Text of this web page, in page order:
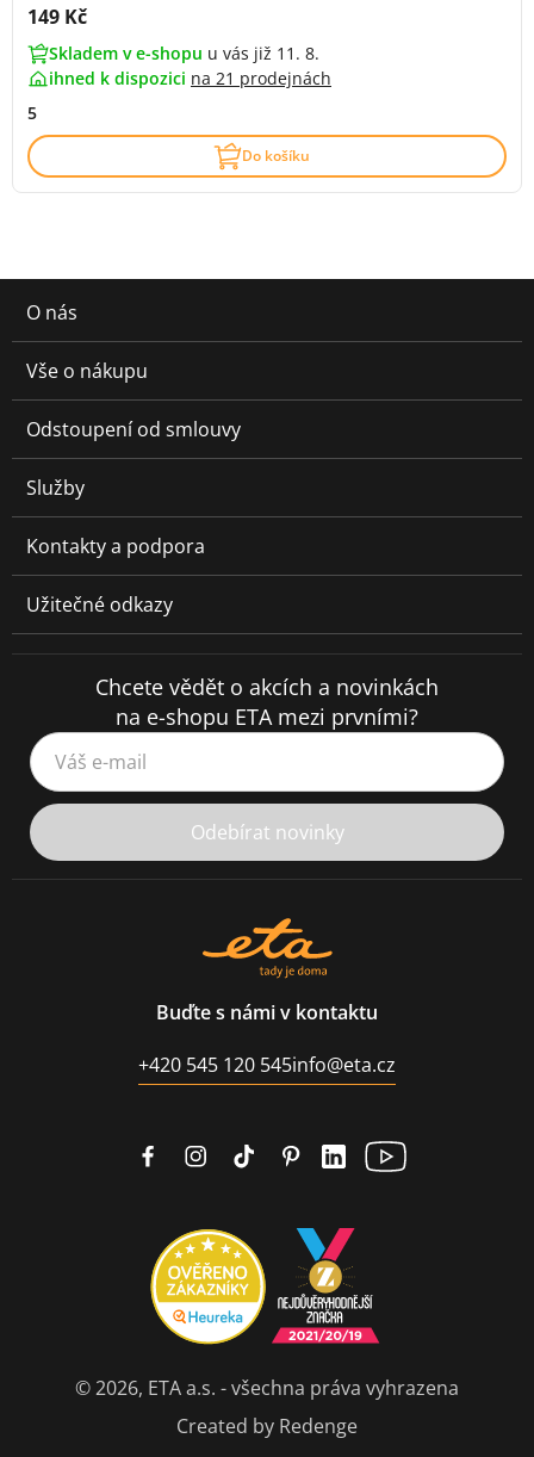
Cena s DPH:
149 Kč
Skladem v e-shopu u vás již 11. 8.
ihned k dispozici na 21 prodejnách
5
Do košíku
O nás
Vše o nákupu
Odstoupení od smlouvy
Služby
Kontakty a podpora
Užitečné odkazy
Chcete vědět o akcích a novinkách
na e-shopu ETA mezi prvními?
Váš e-mail
Odebírat novinky
Buďte s námi v kontaktu
+420 545 120 545info@eta.cz
© 2026, ETA a.s. - všechna práva vyhrazena
Created by Redenge